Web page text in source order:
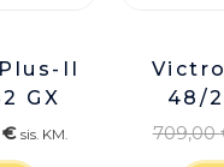
II
GX
€ sis. KM.
48/
709,00